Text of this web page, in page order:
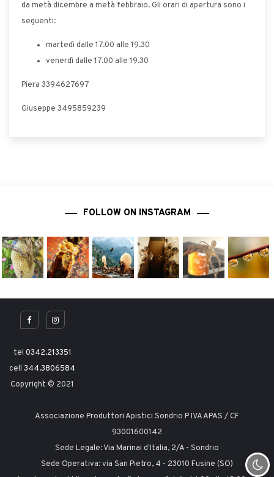
da metà dicembre a metà febbraio. Gli orari di apertura sono i
seguenti:
martedì dalle 17.00 alle 19.30
venerdì dalle 17.00 alle 19.30
Piera 3394627697
Giuseppe 3495859239
FOLLOW ON INSTAGRAM
tel 0342.213351
cell 344.3806584
Copyright © 2021
Associazione Produttori Apistici Sondrio P IVA APAS / CF
93001600142
Sede Legale: Via Marinai d'Italia, 2/A - Sondrio
Sede Operativa: via San Pietro, 4 - 23010 Fusine (SO)